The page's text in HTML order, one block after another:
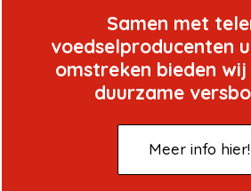
Samen met
voedselproducenten
omstreken bieden
duurzame
Meer info hier!